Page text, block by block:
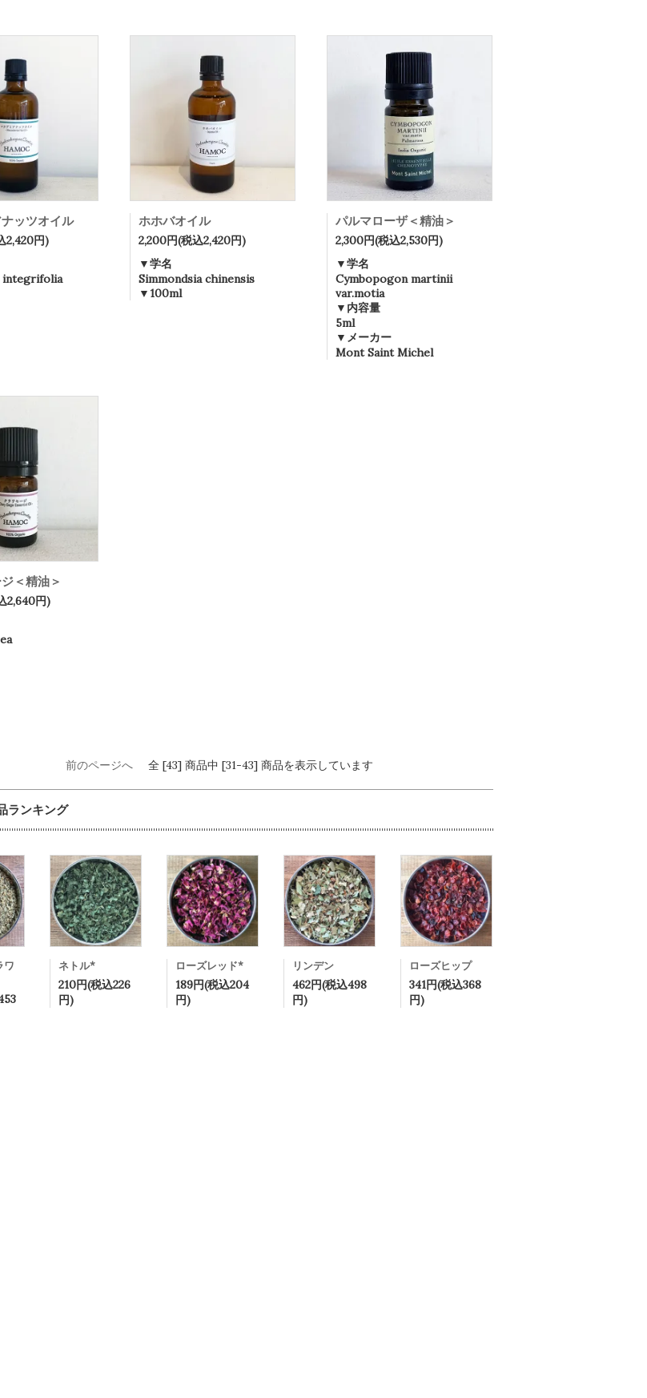
ッツオイル
2,420円)
integrifolia
ホホバオイル
2,200円(税込2,420円)
▼学名
Simmondsia chinensis
▼100ml
パルマローザ＜精油＞
2,300円(税込2,530円)
▼学名
Cymbopogon martinii
var.motia
▼内容量
5ml
▼メーカー
Mont Saint Michel
＜精油＞
2,640円)
前のページへ 全 [43] 商品中 [31-43] 商品を表示しています
ランキング
ワ
ネトル*
210円(税込226
円)
ローズレッド*
189円(税込204
円)
リンデン
462円(税込498
円)
ローズヒップ
341円(税込368
円)